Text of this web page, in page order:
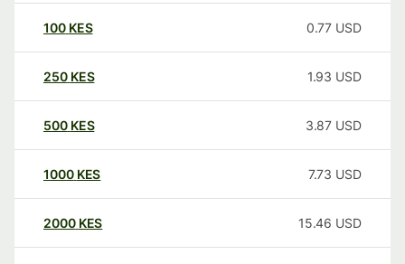
100 KES 0.77 USD
250 KES 1.93 USD
500 KES 3.87 USD
1000 KES 7.73 USD
2000 KES 15.46 USD